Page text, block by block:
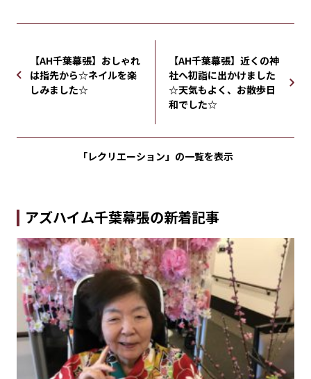
【AH千葉幕張】おしゃれ
は指先から☆ネイルを楽
しみました☆
【AH千葉幕張】近くの神
社へ初詣に出かけました
☆天気もよく、お散歩日
和でした☆
「レクリエーション」の一覧を表示
アズハイム千葉幕張の新着記事